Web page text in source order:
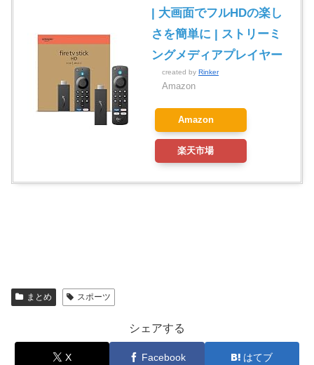
| 大画面でフルHDの楽し
さを簡単に | ストリーミ
ングメディアプレイヤー
created by Rinker
Amazon
Amazon
楽天市場
まとめ スポーツ
シェアする
X Facebook はてブ